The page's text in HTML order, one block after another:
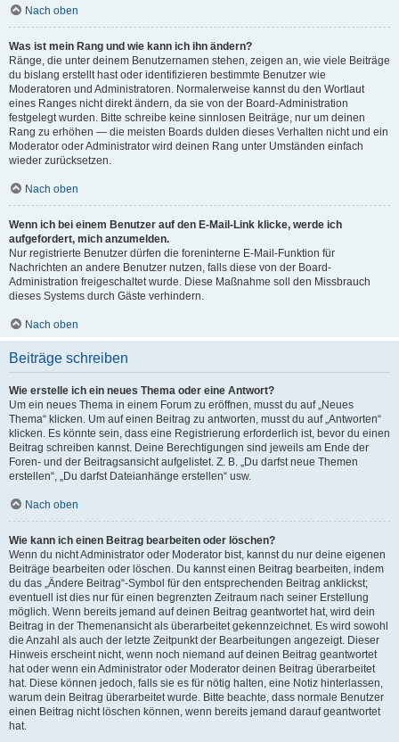
Nach oben
Was ist mein Rang und wie kann ich ihn ändern?
Ränge, die unter deinem Benutzernamen stehen, zeigen an, wie viele Beiträge
du bislang erstellt hast oder identifizieren bestimmte Benutzer wie
Moderatoren und Administratoren. Normalerweise kannst du den Wortlaut
eines Ranges nicht direkt ändern, da sie von der Board-Administration
festgelegt wurden. Bitte schreibe keine sinnlosen Beiträge, nur um deinen
Rang zu erhöhen — die meisten Boards dulden dieses Verhalten nicht und ein
Moderator oder Administrator wird deinen Rang unter Umständen einfach
wieder zurücksetzen.
Nach oben
Wenn ich bei einem Benutzer auf den E-Mail-Link klicke, werde ich
aufgefordert, mich anzumelden.
Nur registrierte Benutzer dürfen die foreninterne E-Mail-Funktion für
Nachrichten an andere Benutzer nutzen, falls diese von der Board-
Administration freigeschaltet wurde. Diese Maßnahme soll den Missbrauch
dieses Systems durch Gäste verhindern.
Nach oben
Beiträge schreiben
Wie erstelle ich ein neues Thema oder eine Antwort?
Um ein neues Thema in einem Forum zu eröffnen, musst du auf „Neues
Thema“ klicken. Um auf einen Beitrag zu antworten, musst du auf „Antworten“
klicken. Es könnte sein, dass eine Registrierung erforderlich ist, bevor du einen
Beitrag schreiben kannst. Deine Berechtigungen sind jeweils am Ende der
Foren- und der Beitragsansicht aufgelistet. Z. B. „Du darfst neue Themen
erstellen“, „Du darfst Dateianhänge erstellen“ usw.
Nach oben
Wie kann ich einen Beitrag bearbeiten oder löschen?
Wenn du nicht Administrator oder Moderator bist, kannst du nur deine eigenen
Beiträge bearbeiten oder löschen. Du kannst einen Beitrag bearbeiten, indem
du das „Ändere Beitrag“-Symbol für den entsprechenden Beitrag anklickst;
eventuell ist dies nur für einen begrenzten Zeitraum nach seiner Erstellung
möglich. Wenn bereits jemand auf deinen Beitrag geantwortet hat, wird dein
Beitrag in der Themenansicht als überarbeitet gekennzeichnet. Es wird sowohl
die Anzahl als auch der letzte Zeitpunkt der Bearbeitungen angezeigt. Dieser
Hinweis erscheint nicht, wenn noch niemand auf deinen Beitrag geantwortet
hat oder wenn ein Administrator oder Moderator deinen Beitrag überarbeitet
hat. Diese können jedoch, falls sie es für nötig halten, eine Notiz hinterlassen,
warum dein Beitrag überarbeitet wurde. Bitte beachte, dass normale Benutzer
einen Beitrag nicht löschen können, wenn bereits jemand darauf geantwortet
hat.